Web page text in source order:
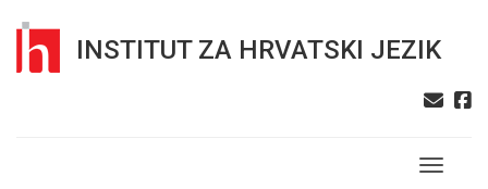
INSTITUT ZA HRVATSKI JEZIK
Toggle